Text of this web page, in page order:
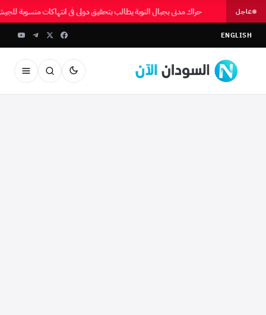
عاجل حراك مدني بجبال النوبة يطالب بتحقيق دولي في انتهاكات منسوبة
ENGLISH